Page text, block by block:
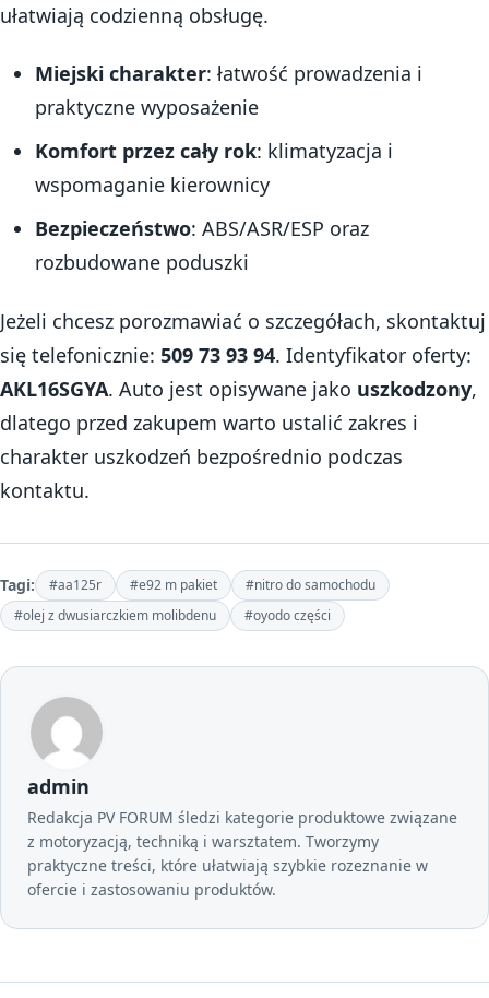
ułatwiają codzienną obsługę.
Miejski charakter: łatwość prowadzenia i
praktyczne wyposażenie
Komfort przez cały rok: klimatyzacja i
wspomaganie kierownicy
Bezpieczeństwo: ABS/ASR/ESP oraz
rozbudowane poduszki
Jeżeli chcesz porozmawiać o szczegółach, skontaktuj
się telefonicznie: 509 73 93 94. Identyfikator oferty:
AKL16SGYA. Auto jest opisywane jako uszkodzony,
dlatego przed zakupem warto ustalić zakres i
charakter uszkodzeń bezpośrednio podczas
kontaktu.
Tagi: #aa125r #e92 m pakiet
#nitro do samochodu
#olej z dwusiarczkiem molibdenu
#oyodo części
admin
Redakcja PV FORUM śledzi kategorie produktowe związane
z motoryzacją, techniką i warsztatem. Tworzymy
praktyczne treści, które ułatwiają szybkie rozeznanie w
ofercie i zastosowaniu produktów.